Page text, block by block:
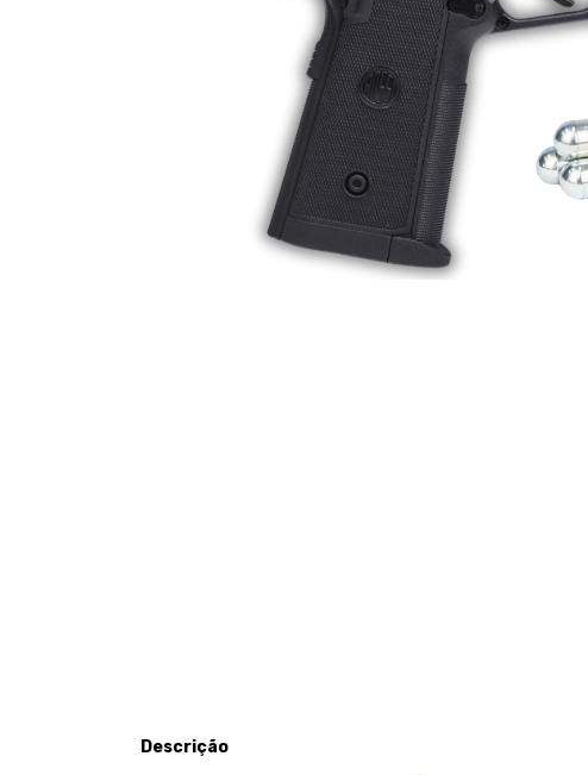
Descrição